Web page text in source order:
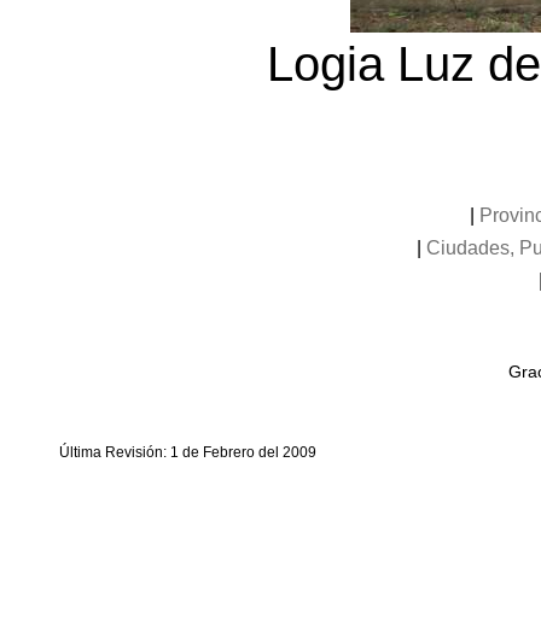
Logia Luz
Ciudades,
Última Revisión: 1 de Febrero del 2009